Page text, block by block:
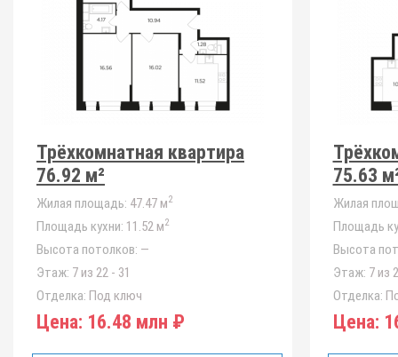
Трёхкомнатная квартира
76.92 м²
Жилая площадь: 47.47 м2
Площадь кухни: 11.52 м2
Высота потолков: —
Этаж: 7 из 22 - 31
Отделка: Под ключ
Цена: 16.48 млн ₽
75.63
Жилая
Площадь
Высота
Этаж: 7 из
Отделка:
Цена: